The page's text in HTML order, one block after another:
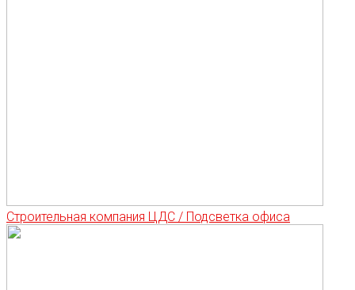
Строительная компания ЦДС / Подсветка офиса